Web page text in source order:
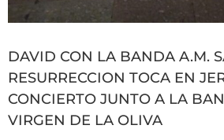
DAVID CON LA BANDA A.M.
RESURRECCION TOCA EN
CONCIERTO JUNTO A LA
VIRGEN DE LA OLIVA